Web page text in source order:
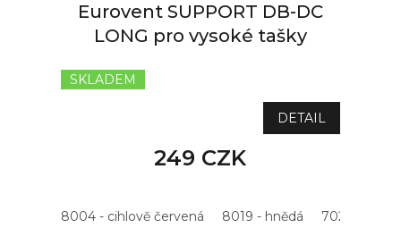
Eurovent SUPPORT DB-DC
LONG pro vysoké tašky
SKLADEM
249 CZK
DETAIL
8004 - cihlově červená 8019 - hnědá 7021 -